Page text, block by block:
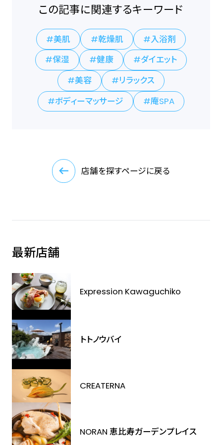
この記事に関連するキーワード
美肌 乾燥肌
入浴剤
保湿
健康
ダイエット
美容
リラックス
ボディーマッサージ
庵SPA
店舗を探すページに戻る
最新店舗
Expression Kawaguchiko
トトノウバイ
CREATERNA
NORAN 恵比寿ガーデンプレイス